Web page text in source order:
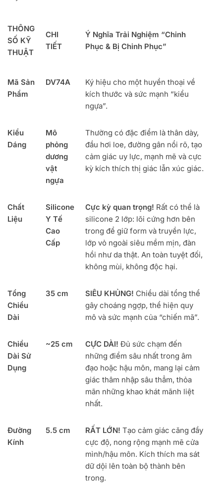
THÔNG
SỐ KỸ
THUẬT
CHI
TIẾT
Ý Nghĩa Trải Nghiệm “Chinh
Phục & Bị Chinh Phục”
Mã Sản
Phẩm
DV74A
Ký hiệu cho một huyền thoại về
kích thước và sức mạnh “kiểu
ngựa”.
Kiểu
Dáng
Mô
phỏng
dương
vật
ngựa
Thường có đặc điểm là thân dày,
đầu hơi loe, đường gân nổi rõ, tạo
cảm giác uy lực, mạnh mẽ và cực
kỳ kích thích thị giác lẫn xúc giác.
Chất
Liệu
Silicone
Y Tế
Cao
Cấp
Cực kỳ quan trọng! Rất có thể là
silicone 2 lớp: lõi cứng hơn bên
trong để giữ form và truyền lực,
lớp vỏ ngoài siêu mềm mịn, đàn
hồi như da thật. An toàn tuyệt đối,
không mùi, không độc hại.
Tổng
Chiều
Dài
35 cm SIÊU KHỦNG! Chiều dài tổng thể
gây choáng ngợp, thể hiện quy
mô và sức mạnh của “chiến mã”.
Chiều
Dài Sử
Dụng
~25 cm CỰC DÀI! Đủ sức chạm đến
những điểm sâu nhất trong âm
đạo hoặc hậu môn, mang lại cảm
giác thâm nhập sâu thẳm, thỏa
mãn những khao khát mãnh liệt
nhất.
Đường
Kính
5.5 cm RẤT LỚN! Tạo cảm giác căng đầy
cực độ, nong rộng mạnh mẽ cửa
mình/hậu môn. Kích thích ma sát
dữ dội lên toàn bộ thành bên
trong.